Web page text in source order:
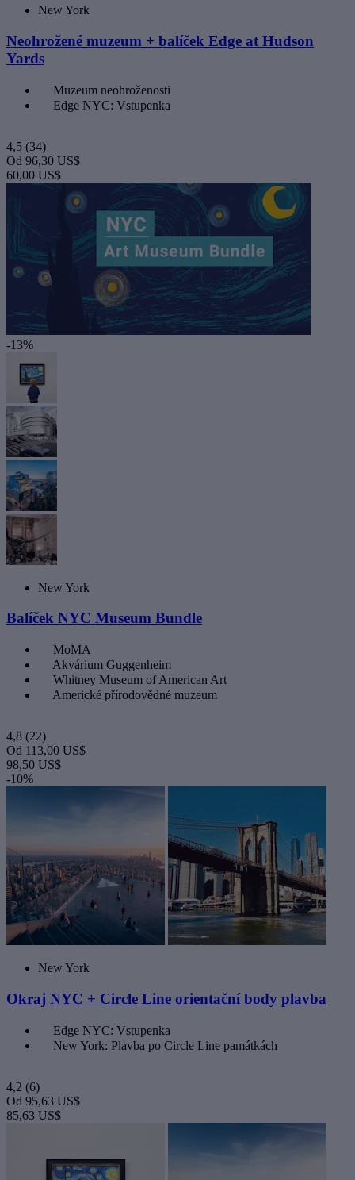
New York
Neohrožené muzeum + balíček Edge at Hudson
Yards
Muzeum neohroženosti
Edge NYC: Vstupenka
4,5 (34)
Od 96,30 US$
60,00 US$
-13%
New York
Balíček NYC Museum Bundle
MoMA
Akvárium Guggenheim
Whitney Museum of American Art
Americké přírodovědné muzeum
4,8 (22)
Od 113,00 US$
98,50 US$
-10%
New York
Okraj NYC + Circle Line orientační body plavba
Edge NYC: Vstupenka
New York: Plavba po Circle Line památkách
4,2 (6)
Od 95,63 US$
85,63 US$